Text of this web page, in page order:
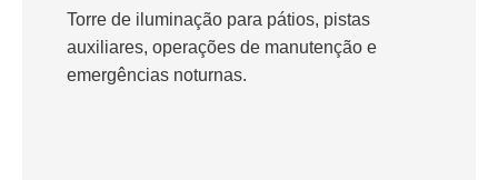
Torre de iluminação para pátios, pistas
auxiliares, operações de manutenção e
emergências noturnas.